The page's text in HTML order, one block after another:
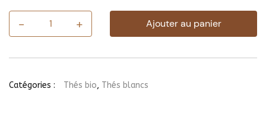
-
quantité
de
+ Ajouter au panier
Catégories : Thés bio, Thés blancs